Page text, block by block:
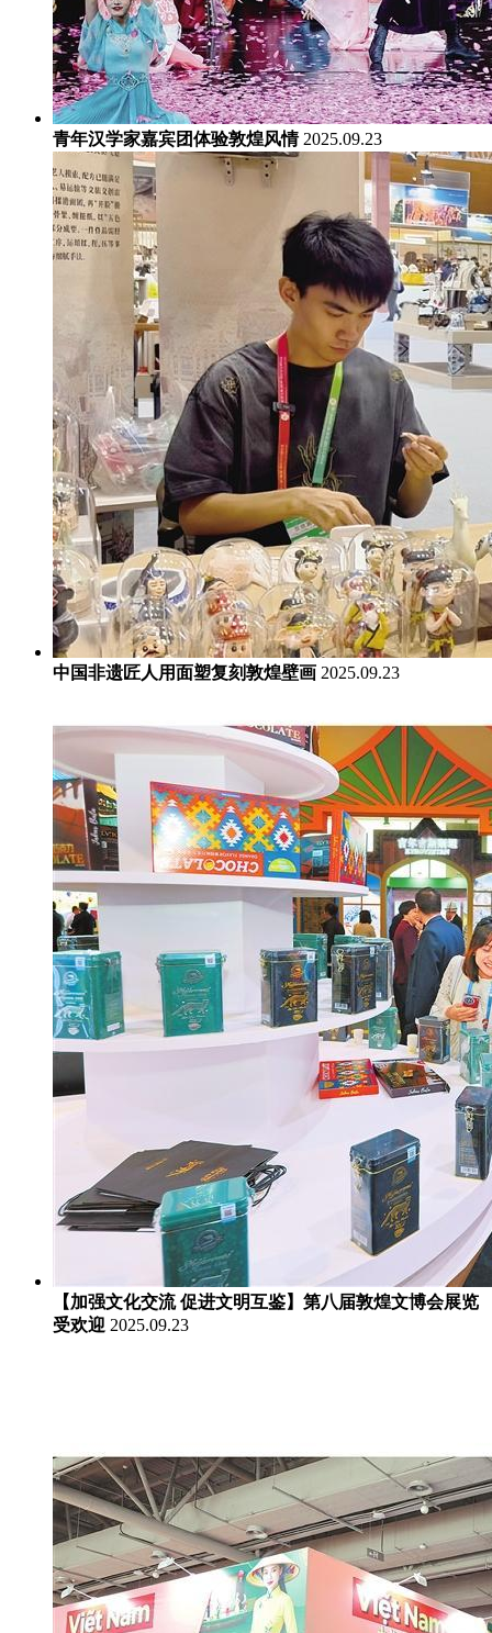
青年汉学家嘉宾团体验敦煌风情 2025.09.23
中国非遗匠人用面塑复刻敦煌壁画 2025.09.23
【加强文化交流 促进文明互鉴】第八届敦煌文博会展览
受欢迎 2025.09.23